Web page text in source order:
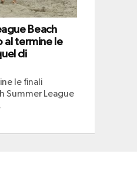
Beach
al termine le
di
le finali
Summer League